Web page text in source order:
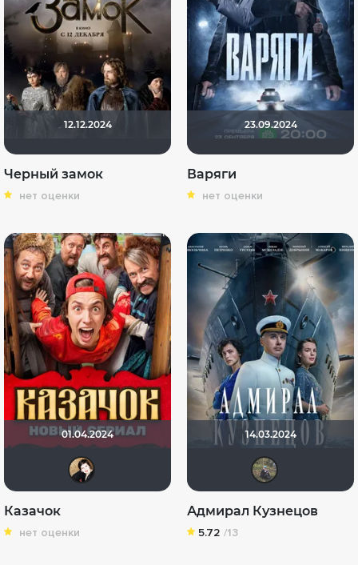
12.12.2024
Черный замок
нет оценки
23.09.2024
Варяги
нет оценки
01.04.2024
Казачок
нет оценки
14.03.2024
Адмирал Кузнецов
5.72 /13